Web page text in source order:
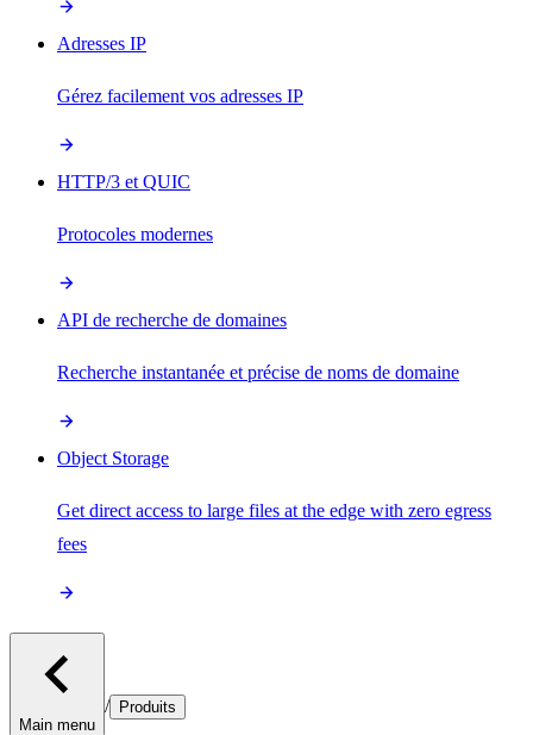
Adresses IP
Gérez facilement vos adresses IP
HTTP/3 et QUIC
Protocoles modernes
API de recherche de domaines
Recherche instantanée et précise de noms de domaine
Object Storage
Get direct access to large files at the edge with zero egress
fees
Main menu
/ Produits